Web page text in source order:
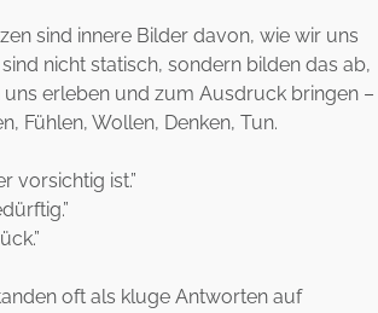
sind innere Bilder davon, wie wir uns
nicht statisch, sondern bilden das ab,
erleben und zum Ausdruck bringen –
Fühlen, Wollen, Denken, Tun.
vorsichtig ist.”
oft als kluge Antworten auf